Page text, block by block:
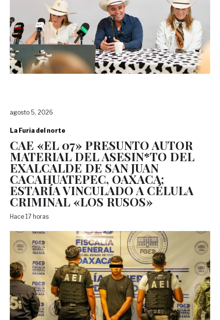
agosto 5, 2026
La Furia del norte
CAE «EL 07» PRESUNTO AUTOR
MATERIAL DEL ASESIN*TO DEL
EXALCALDE DE SAN JUAN
CACAHUATEPEC, OAXACA;
ESTARÍA VINCULADO A CÉLULA
CRIMINAL «LOS RUSOS»
Hace 17 horas